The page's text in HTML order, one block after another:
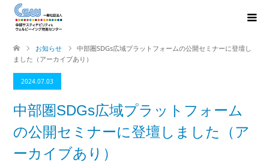
お知らせ
中部圏SDGs広域プラットフォームの公開セミナーに登壇し
ました（アーカイブあり）
2024.07.03
中部圏SDGs広域プラットフォーム
の公開セミナーに登壇しました（ア
ーカイブあり）